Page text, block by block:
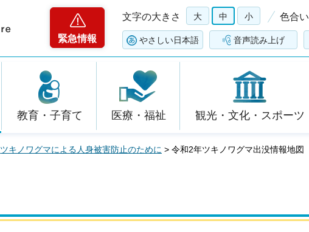
緊急情報
文字の大きさ 大 中 小 色合い
やさしい日本語 音声読み上げ
教育・子育て 医療・福祉 観光・文化・スポーツ
ツキノワグマによる人身被害防止のために > 令和2年ツキノワグマ出没情報地図